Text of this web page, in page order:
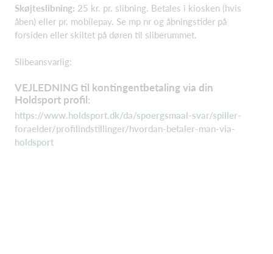
Skøjteslibning: 25 kr. pr. slibning. Betales i kiosken (hvis
åben) eller pr. mobilepay. Se mp nr og åbningstider på
forsiden eller skiltet på døren til sliberummet.
Slibeansvarlig:
VEJLEDNING til kontingentbetaling via din
Holdsport profil:
https://www.holdsport.dk/da/spoergsmaal-svar/spiller-
foraelder/profilindstillinger/hvordan-betaler-man-via-
holdsport